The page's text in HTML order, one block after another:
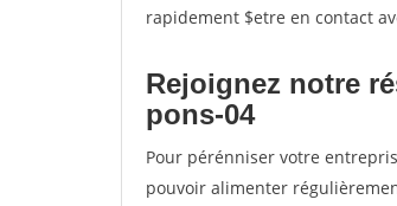
rapidement $etre en contact
Rejoignez notre
pons-04
Pour pérénniser votre
pouvoir alimenter